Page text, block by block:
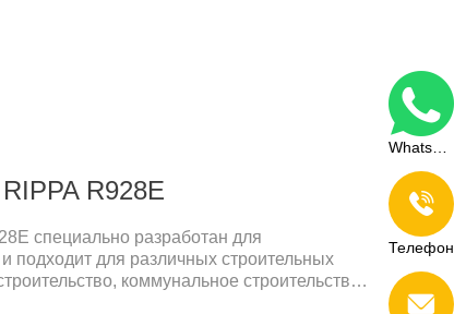
RIPPA R928E
специально разработан для
подходит для различных строительных
коммунальное строительство,
Телефон